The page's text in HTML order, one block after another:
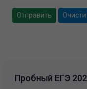
Отправить
Пробный ЕГЭ